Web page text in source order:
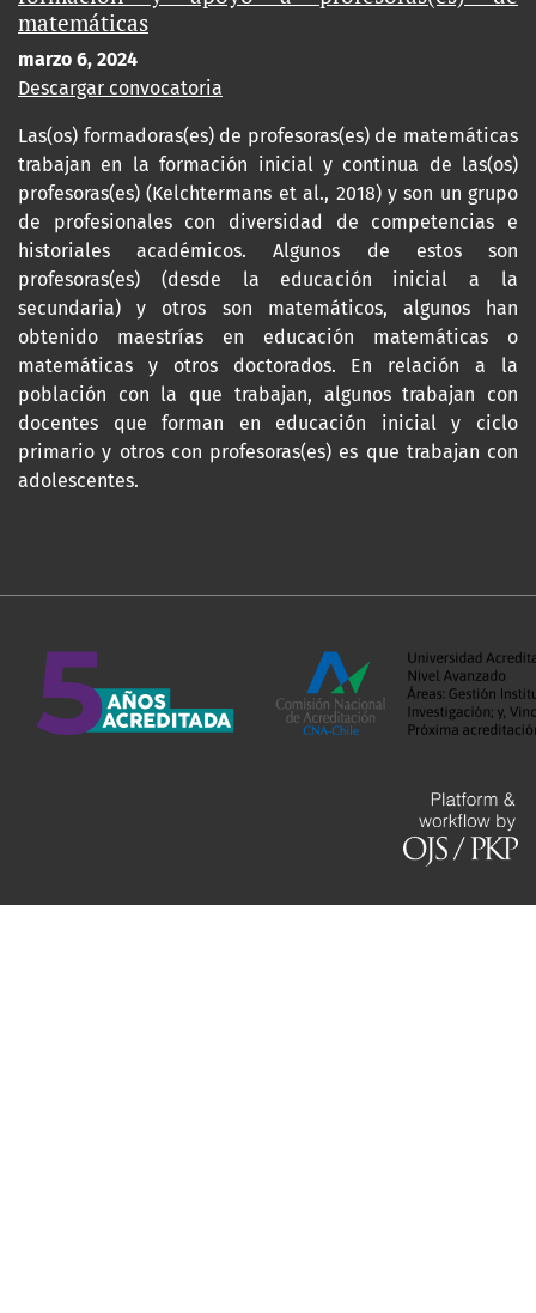
matemáticas
marzo 6, 2024
Descargar convocatoria
Las(os) formadoras(es) de profesoras(es) de matemáticas
trabajan en la formación inicial y continua de las(os)
profesoras(es) (Kelchtermans et al., 2018) y son un grupo
de profesionales con diversidad de competencias e
historiales académicos. Algunos de estos son
profesoras(es) (desde la educación inicial a la
secundaria) y otros son matemáticos, algunos han
obtenido maestrías en educación matemáticas o
matemáticas y otros doctorados. En relación a la
población con la que trabajan, algunos trabajan con
docentes que forman en educación inicial y ciclo
primario y otros con profesoras(es) es que trabajan con
adolescentes.